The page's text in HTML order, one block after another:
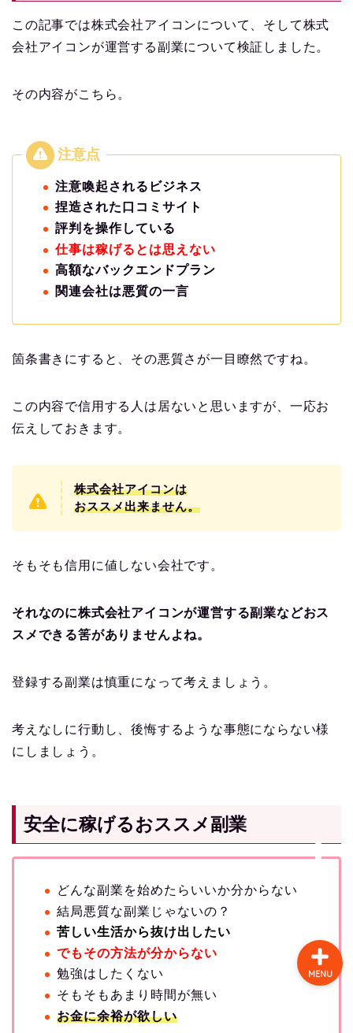
この記事では株式会社アイコンについて、そして株式
会社アイコンが運営する副業について検証しました。
その内容がこちら。
注意喚起されるビジネス
捏造された口コミサイト
評判を操作している
仕事は稼げるとは思えない
高額なバックエンドプラン
関連会社は悪質の一言
箇条書きにすると、その悪質さが一目瞭然ですね。
この内容で信用する人は居ないと思いますが、一応お
伝えしておきます。
株式会社アイコンは
おススメ出来ません。
そもそも信用に値しない会社です。
それなのに株式会社アイコンが運営する副業などおス
スメできる筈がありませんよね。
登録する副業は慎重になって考えましょう。
考えなしに行動し、後悔するような事態にならない様
にしましょう。
安全に稼げるおススメ副業
どんな副業を始めたらいいか分からない
結局悪質な副業じゃないの？
苦しい生活から抜け出したい
でもその方法が分からない
勉強はしたくない
そもそもあまり時間が無い
お金に余裕が欲しい
MENU
ホーム
検証記事一覧